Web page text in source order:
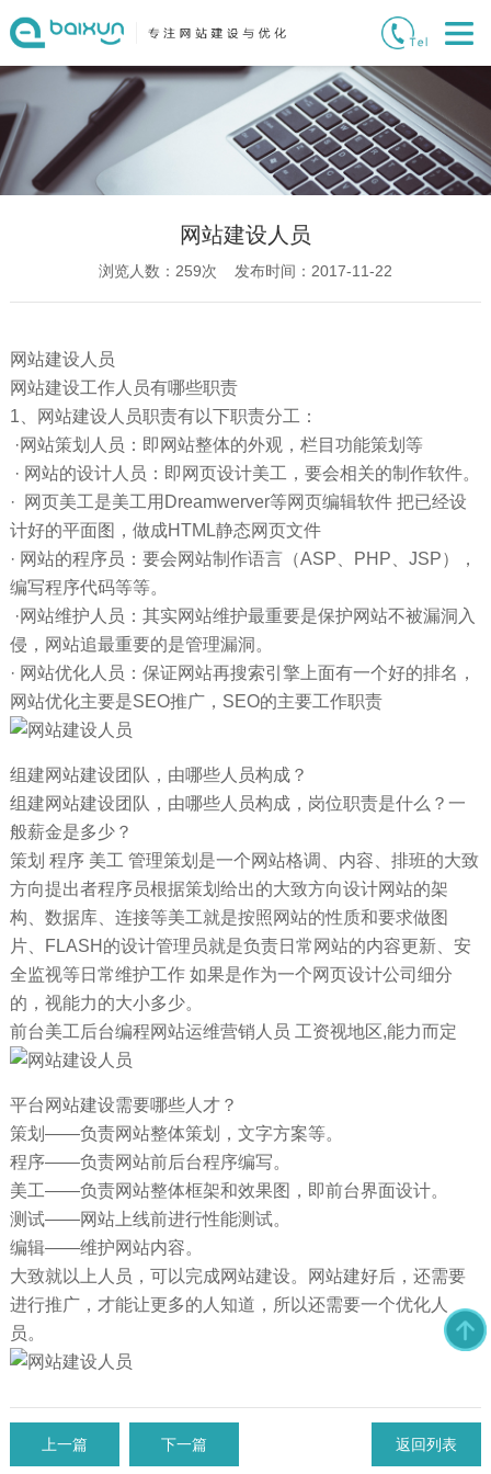
网站建设人员
浏览人数： 259次 发布时间：2017-11-22
网站建设人员
网站建设工作人员有哪些职责
1、网站建设人员职责有以下职责分工：
·网站策划人员：即网站整体的外观，栏目功能策划等
· 网站的设计人员：即网页设计美工，要会相关的制作软件。
· 网页美工是美工用Dreamwerver等网页编辑软件 把已经设
计好的平面图，做成HTML静态网页文件
· 网站的程序员：要会网站制作语言（ASP、PHP、JSP），
编写程序代码等等。
·网站维护人员：其实网站维护最重要是保护网站不被漏洞入
侵，网站追最重要的是管理漏洞。
· 网站优化人员：保证网站再搜索引擎上面有一个好的排名，
网站优化主要是SEO推广，SEO的主要工作职责
组建网站建设团队，由哪些人员构成？
组建网站建设团队，由哪些人员构成，岗位职责是什么？一
般薪金是多少？
策划 程序 美工 管理策划是一个网站格调、内容、排班的大致
方向提出者程序员根据策划给出的大致方向设计网站的架
构、数据库、连接等美工就是按照网站的性质和要求做图
片、FLASH的设计管理员就是负责日常网站的内容更新、安
全监视等日常维护工作 如果是作为一个网页设计公司细分
的，视能力的大小多少。
前台美工后台编程网站运维营销人员 工资视地区,能力而定
平台网站建设需要哪些人才？
策划——负责网站整体策划，文字方案等。
程序——负责网站前后台程序编写。
美工——负责网站整体框架和效果图，即前台界面设计。
测试——网站上线前进行性能测试。
编辑——维护网站内容。
大致就以上人员，可以完成网站建设。网站建好后，还需要
进行推广，才能让更多的人知道，所以还需要一个优化人
员。
上一篇 下一篇 返回列表